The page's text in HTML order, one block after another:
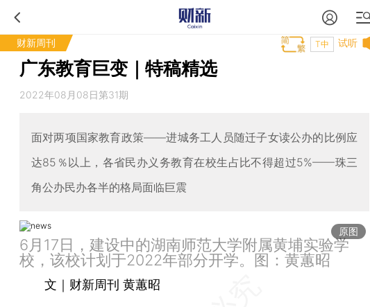
财新周刊 试听
T中
广东教育巨变｜特稿精选
2022年08月08日第31期
面对两项国家教育政策——进城务工人员随迁子女读公办的比例应
达85％以上，各省民办义务教育在校生占比不得超过5%——珠三
角公办民办各半的格局面临巨震
原图
6月17日，建设中的湖南师范大学附属黄埔实验学
校，该校计划于2022年部分开学。图：黄蕙昭
文｜财新周刊 黄蕙昭